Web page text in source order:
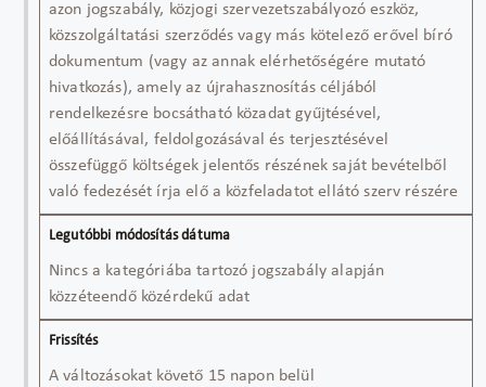
azon jogszabály, közjogi szervezetszabályozó eszköz,
közszolgáltatási szerződés vagy más kötelező erővel bíró
dokumentum (vagy az annak elérhetőségére mutató
hivatkozás), amely az újrahasznosítás céljából
rendelkezésre bocsátható közadat gyűjtésével,
előállításával, feldolgozásával és terjesztésével
összefüggő költségek jelentős részének saját bevételből
való fedezését írja elő a közfeladatot ellátó szerv részére
Nincs a kategóriába tartozó jogszabály alapján
közzéteendő közérdekű adat
A változásokat követő 15 napon belül